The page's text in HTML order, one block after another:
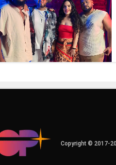
Copyright © 2017-